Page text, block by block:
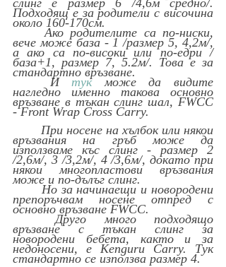
слинг е размер 6 /4,6м средно/.
Подходящ е за родители с височина
около 160-170см.
	Ако родителите са по-ниски,
вече може база - 1 /размер 5, 4,2м/,
а ако са по-високи или по-едри /
база+1, размер 7, 5.2м/. Това е за
стандартно връзване.
	И
тук може да видите
нагледно именно такова основно
връзване в тъкан слинг шал, FWCC
- Front Wrap Cross Carry.
връзвания на гръб може да
използваме къс слинг - размер 2
/2,6м/, 3 /3,2м/, 4 /3,6м/, докато при
някои многопластови връзвания
може и по-дълъг слинг.
препоръчвам носене отпред с
основно връзване FWCC.
	Друго много подходящо
връзване с тъкан слинг за
новородени бебета, както и за
недоносени, е Kenguru Carry. Тук
стандартно се използва размер 4.